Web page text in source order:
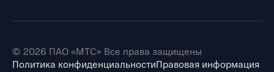
© 2026 ПАО «МТС» Все права защищены
Политика конфиденциальностиПравовая информация